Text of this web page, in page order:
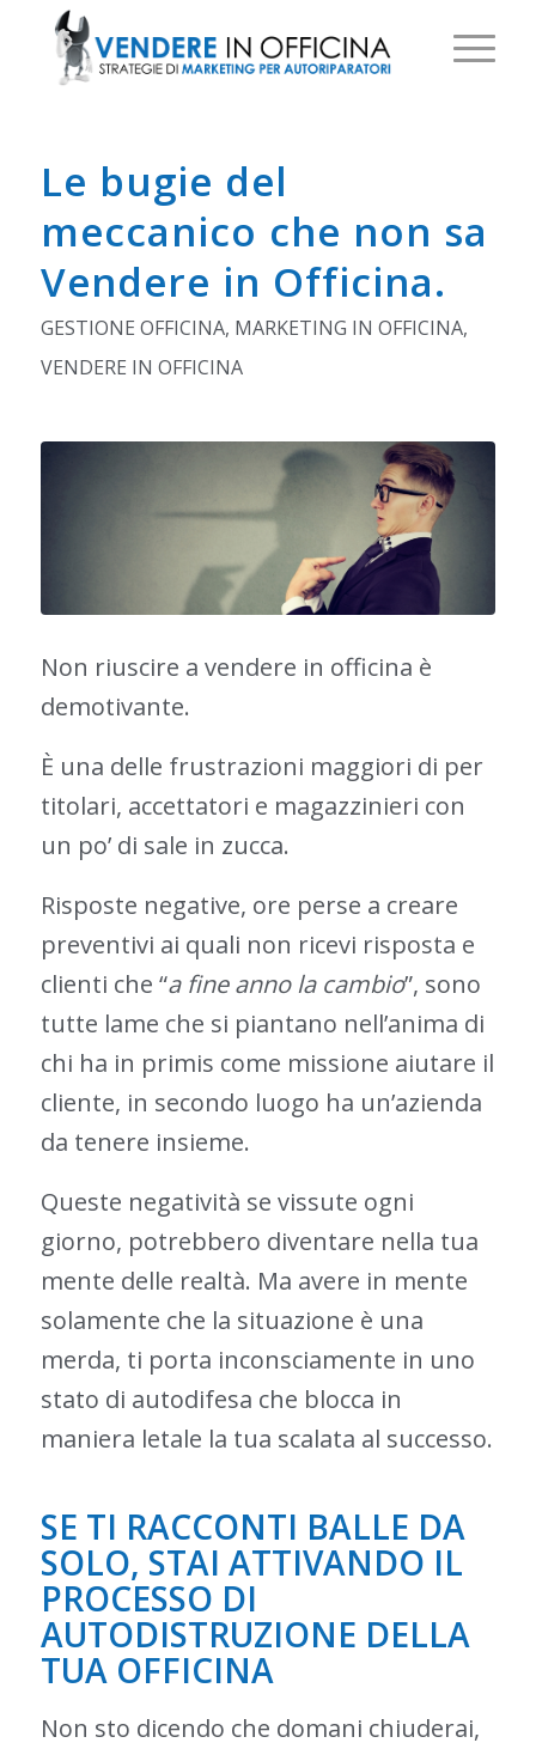
Le bugie del
meccanico che non sa
Vendere in Officina.
GESTIONE OFFICINA, MARKETING IN OFFICINA,
VENDERE IN OFFICINA
Non riuscire a vendere in officina è
demotivante.
È una delle frustrazioni maggiori di per
titolari, accettatori e magazzinieri con
un po’ di sale in zucca.
Risposte negative, ore perse a creare
preventivi ai quali non ricevi risposta e
clienti che “a fine anno la cambio”, sono
tutte lame che si piantano nell’anima di
chi ha in primis come missione aiutare il
cliente, in secondo luogo ha un’azienda
da tenere insieme.
Queste negatività se vissute ogni
giorno, potrebbero diventare nella tua
mente delle realtà. Ma avere in mente
solamente che la situazione è una
merda, ti porta inconsciamente in uno
stato di autodifesa che blocca in
maniera letale la tua scalata al successo.
SE TI RACCONTI BALLE DA
SOLO, STAI ATTIVANDO IL
PROCESSO DI
AUTODISTRUZIONE DELLA
TUA OFFICINA
Non sto dicendo che domani chiuderai,